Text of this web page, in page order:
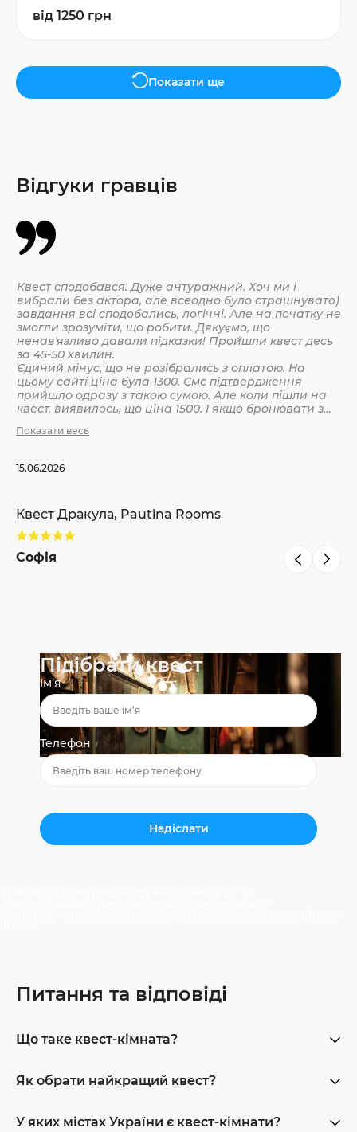
від 1250 грн
Показати ще
Відгуки гравців
Квест сподобався. Дуже антуражний. Хоч ми і
вибрали без актора, але всеодно було страшнувато)
завдання всі сподобались, логічні. Але на початку не
змогли зрозуміти, що робити. Дякуємо, що
ненавʼязливо давали підказки! Пройшли квест десь
за 45-50 хвилин.
Єдиний мінус, що не розібрались з оплатою. На
цьому сайті ціна була 1300. Смс підтвердження
прийшло одразу з такою сумою. Але коли пішли на
квест, виявилось, що ціна 1500. І якщо бронювати з
невелика, але всеодно уточнюйте при бронюванні
Показати весь
15.06.2026
Квест Дракула, Pautina Rooms
Софія
Підібрати квест
Ім’я
Телефон
Питання та відповіді
Що таке квест-кімната?
Як обрати найкращий квест?
У яких містах України є квест-кімнати?